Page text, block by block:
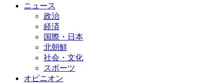
ニュース
政治
経済
国際・日本
北朝鮮
社会・文化
スポーツ
オピニオン